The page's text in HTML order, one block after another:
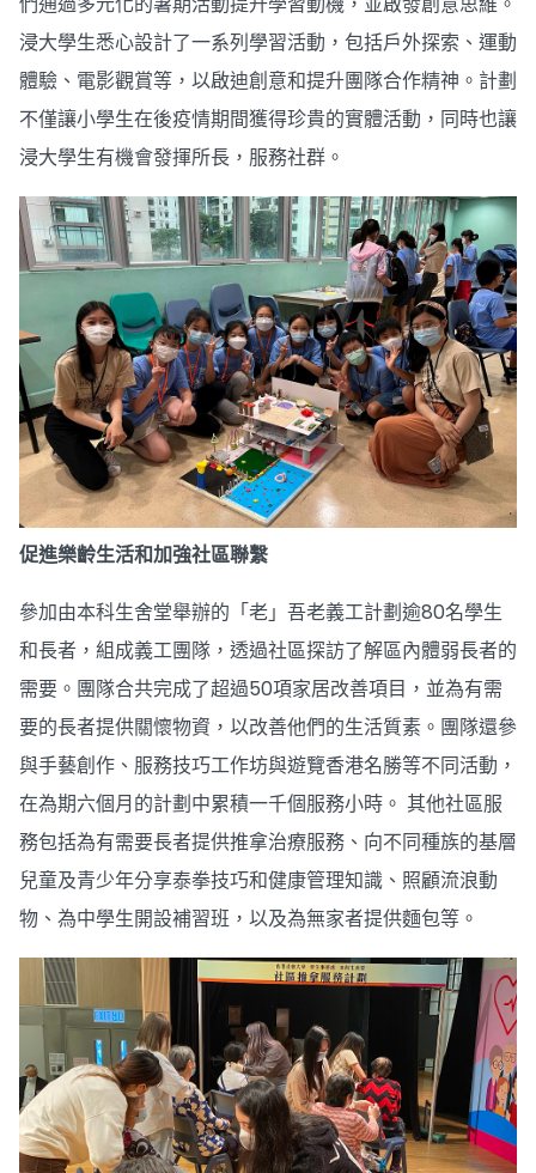
浸大學生悉心設計了一系列學習活動，包括戶外探索、運動
體驗、電影觀賞等，以啟迪創意和提升團隊合作精神。計劃
不僅讓小學生在後疫情期間獲得珍貴的實體活動，同時也讓
浸大學生有機會發揮所長，服務社群。
促進樂齡生活和加強社區聯繫
參加由本科生舍堂舉辦的「老」吾老義工計劃逾80名學生
和長者，組成義工團隊，透過社區探訪了解區內體弱長者的
需要。團隊合共完成了超過50項家居改善項目，並為有需
要的長者提供關懷物資，以改善他們的生活質素。團隊還參
與手藝創作、服務技巧工作坊與遊覽香港名勝等不同活動，
在為期六個月的計劃中累積一千個服務小時。 其他社區服
務包括為有需要長者提供推拿治療服務、向不同種族的基層
兒童及青少年分享泰拳技巧和健康管理知識、照顧流浪動
物、為中學生開設補習班，以及為無家者提供麵包等。